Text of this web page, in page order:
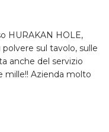
HURAKAN HOLE,
sul tavolo, sulle
anche del servizio
mille!! Azienda molto